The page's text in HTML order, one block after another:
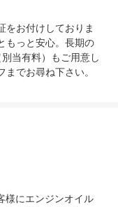
をお付けしておりま
もっと安心。長期の
当有料）もご用意し
でお尋ね下さい。
様にエンジンオイル